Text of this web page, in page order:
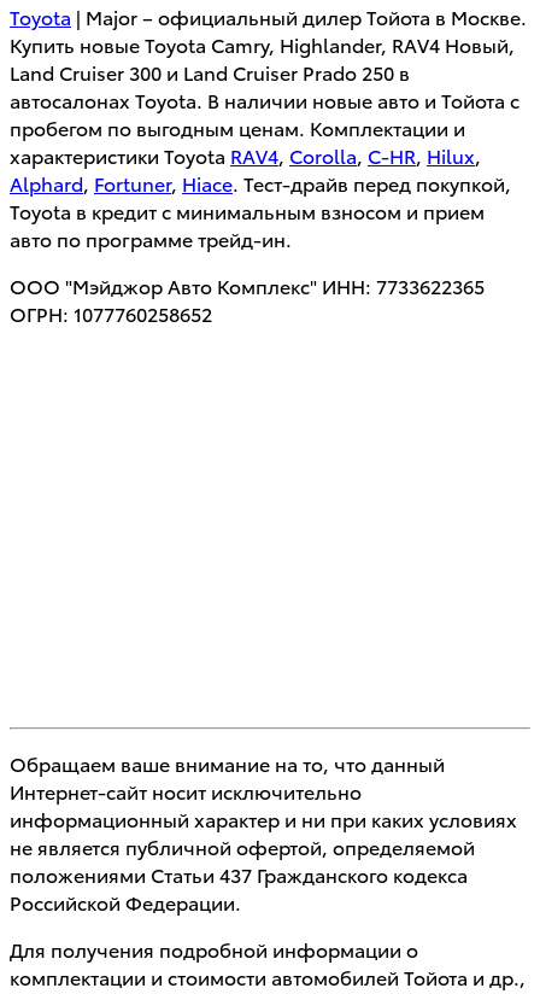
Toyota | Major – официальный дилер Тойота в Москве.
Купить новые Toyota Camry, Highlander, RAV4 Новый,
Land Cruiser 300 и Land Cruiser Prado 250 в
автосалонах Toyota. В наличии новые авто и Тойота с
пробегом по выгодным ценам. Комплектации и
характеристики Toyota RAV4, Corolla, C-HR, Hilux,
Alphard, Fortuner, Hiace. Тест-драйв перед покупкой,
Toyota в кредит с минимальным взносом и прием
авто по программе трейд-ин.
ООО "Мэйджор Авто Комплекс" ИНН: 7733622365
ОГРН: 1077760258652
Обращаем ваше внимание на то, что данный
Интернет-сайт носит исключительно
информационный характер и ни при каких условиях
не является публичной офертой, определяемой
положениями Статьи 437 Гражданского кодекса
Российской Федерации.
Для получения подробной информации о
комплектации и стоимости автомобилей Тойота и др.,